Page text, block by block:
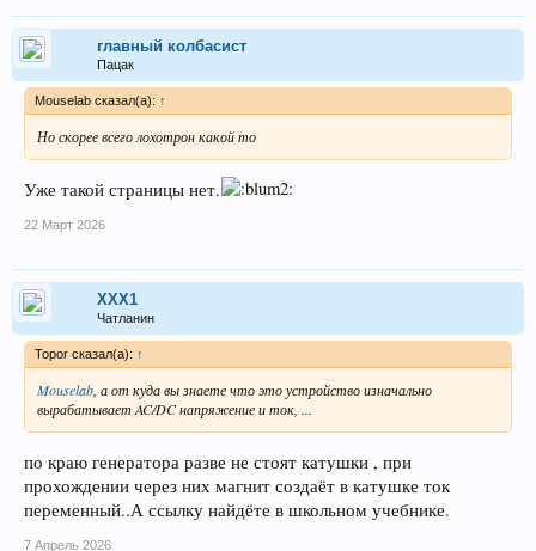
главный колбасист
Пацак
Mouselab сказал(а): ↑
Но скорее всего лохотрон какой то
Уже такой страницы нет.
22 Март 2026
XXX1
Чатланин
Topor сказал(а): ↑
Mouselab, а от куда вы знаете что это устройство изначально
вырабатывает AC/DC напряжение и ток, ...
по краю генератора разве не стоят катушки , при
прохождении через них магнит создаёт в катушке ток
переменный..А ссылку найдёте в школьном учебнике.
7 Апрель 2026